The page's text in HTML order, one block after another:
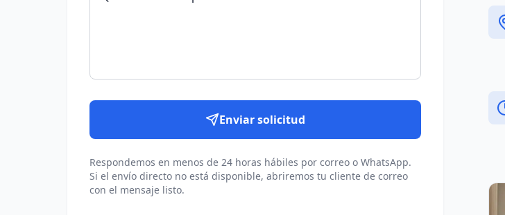
Enviar solicitud
Respondemos en menos de 24 horas hábiles por correo o WhatsApp.
Si el envío directo no está disponible, abriremos tu cliente de correo
con el mensaje listo.